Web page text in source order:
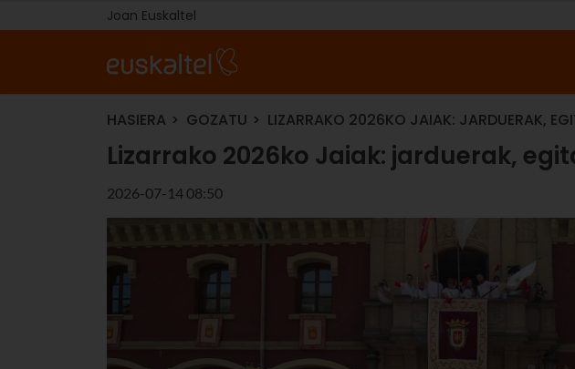
Joan Euskaltel
HASIERA GOZATU LIZARRAKO 2026KO JAIAK: JARDUERAK,
Lizarrako 2026ko Jaiak: jarduerak,
2026-07-14 08:50